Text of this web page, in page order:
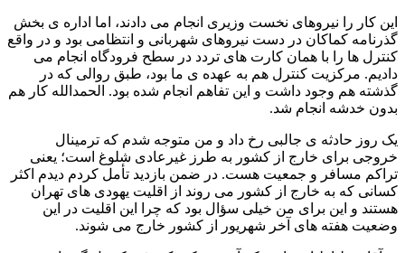
این کار را نیروهای نخست وزیری انجام می دادند، اما اداره ی بخش
گذرنامه کماکان در دست نیروهای شهربانی و انتظامی بود و در واقع
کنترل ها را با همان کارت های تردد در سطح فرودگاه انجام می
دادیم. مرکزیت کنترل هم به عهده ی ما بود، طبق روالی که در
گذشته هم وجود داشت و این تفاهم انجام شده بود. الحمدالله کار هم
بدون خدشه انجام شد.
یک روز حادثه ی جالبی رخ داد و من متوجه شدم که ترمینال
خروجی برای خارج از کشور به طرز غیرعادی شلوغ است؛ یعنی
تراکم مسافر و جمعیت هست. در ضمن بازدید تأمل کردم دیدم اکثر
کسانی که به خارج از کشور می روند از اقلیت یهودی های تهران
هستند و این برای من خیلی سؤال بود که چرا این اقلیت در این
وضعیت هفته های آخر شهریور از کشور خارج می شوند.